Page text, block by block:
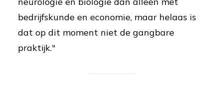
bedrijfskunde en economie, maar helaas is
dat op dit moment niet de gangbare
praktijk."